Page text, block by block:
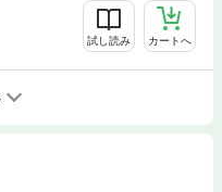
試し読み カートへ